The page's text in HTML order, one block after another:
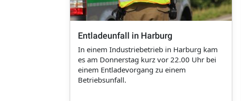
Entladeunfall in Harburg
In einem Industriebetrieb in Harburg kam
es am Donnerstag kurz vor 22.00 Uhr bei
einem Entladevorgang zu einem
Betriebsunfall.